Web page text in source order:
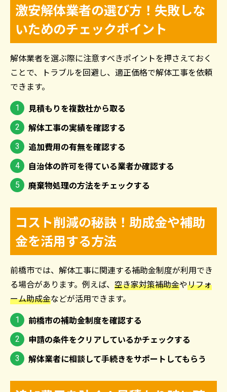
激安解体業者の選び方！失敗しな
いためのチェックポイント
解体業者を選ぶ際に注意すべきポイントを押さえておく
ことで、トラブルを回避し、適正価格で解体工事を依頼
できます。
見積もりを複数社から取る
解体工事の実績を確認する
追加費用の有無を確認する
自治体の許可を得ている業者か確認する
廃棄物処理の方法をチェックする
コスト削減の秘訣！助成金や補助
金を活用する方法
前橋市では、解体工事に関連する補助金制度が利用でき
る場合があります。例えば、 空き家対策補助金やリフォ
ーム助成金などが活用できます。
前橋市の補助金制度を確認する
申請の条件をクリアしているかチェックする
解体業者に相談して手続きをサポートしてもらう